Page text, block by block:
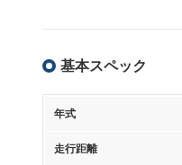
基本スペック
年式
走行距離